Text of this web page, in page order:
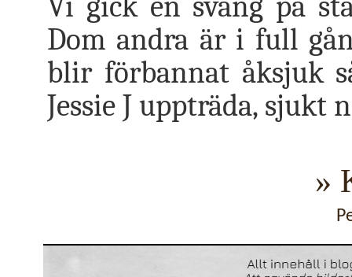
Dom andra är i full
blir förbannat åksjuk
Jessie J uppträda, sjukt
»